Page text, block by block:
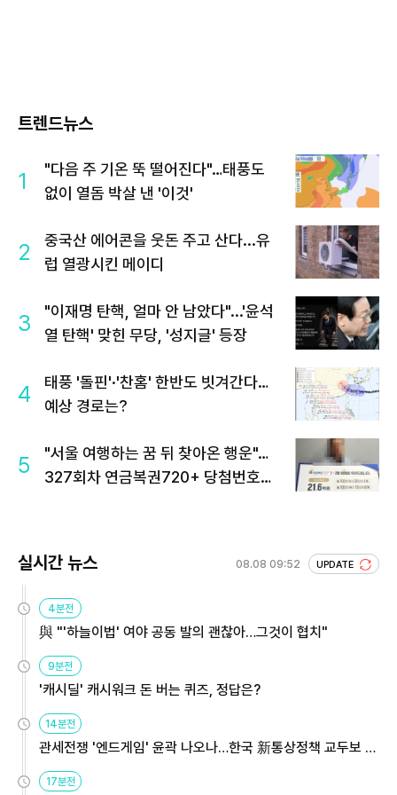
트렌드뉴스
1
"다음 주 기온 뚝 떨어진다"…태풍도
없이 열돔 박살 낸 '이것'
2
중국산 에어콘을 웃돈 주고 산다...유
럽 열광시킨 메이디
3
"이재명 탄핵, 얼마 안 남았다"...'윤석
열 탄핵' 맞힌 무당, '성지글' 등장
4
태풍 '돌핀'·'찬홈' 한반도 빗겨간다…
예상 경로는?
5
"서울 여행하는 꿈 뒤 찾아온 행운"…
327회차 연금복권720+ 당첨번호조
실시간 뉴스 08.08 09:52 UPDATE
4분전
與 "'하늘이법' 여야 공동 발의 괜찮아…그것이 협치"
9분전
'캐시딜' 캐시워크 돈 버는 퀴즈, 정답은?
14분전
관세전쟁 '엔드게임' 윤곽 나오나…한국 新통상정책 교두보 활
용해야
17분전